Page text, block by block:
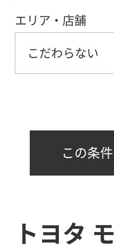
エリア・店舗
こだわらない
この条
トヨタ